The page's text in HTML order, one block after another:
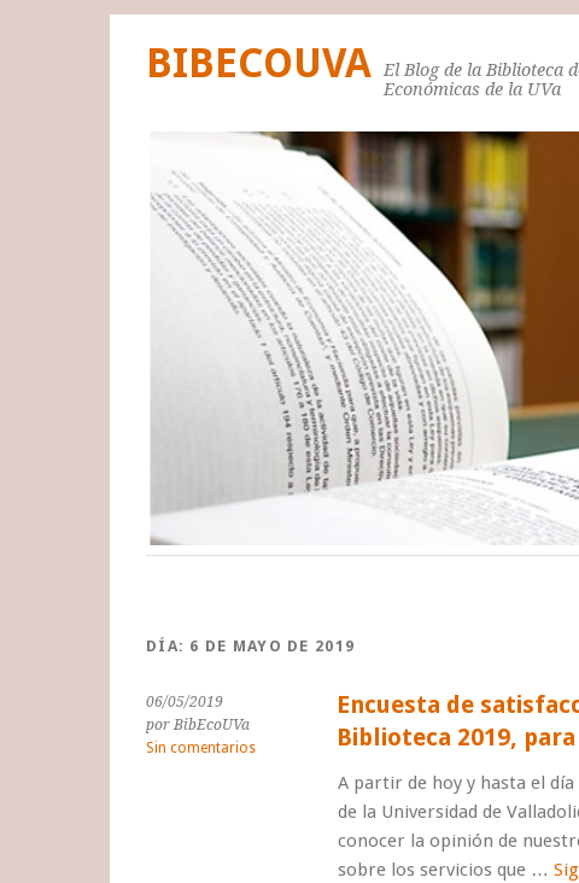
BIBECOUVA
El Blog de la Biblioteca
Económicas de la UVa
DÍA: 6 DE MAYO DE 2019
06/05/2019
por BibEcoUVa
Sin comentarios
Encuesta de
Biblioteca 2019,
A partir de hoy y hasta el
de la Universidad de
conocer la opinión de
sobre los servicios que …